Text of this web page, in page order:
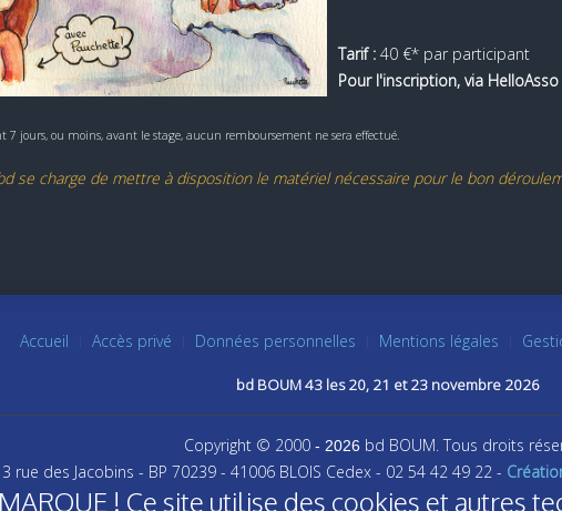
Tarif : 40 €* par participant
Pour l'inscription, via HelloAsso
7 jours, ou moins, avant le stage, aucun remboursement ne sera effectué.
se charge de mettre à disposition le matériel nécessaire pour le bon
Accueil Accès privé Données personnelles Mentions légales
bd BOUM 43 les 20, 21 et 23 novembre 2026
Copyright © 2000 - 2026 bd BOUM. Tous droits
rue des Jacobins - BP 70239 - 41006 BLOIS Cedex - 02 54 42 49 22 -
! Ce site utilise des cookies et autres